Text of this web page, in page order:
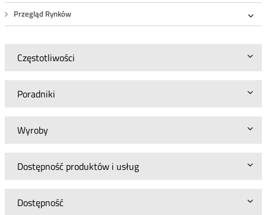
Przegląd Rynków
Częstotliwości
Poradniki
Wyroby
Dostępność produktów i usług
Dostępność